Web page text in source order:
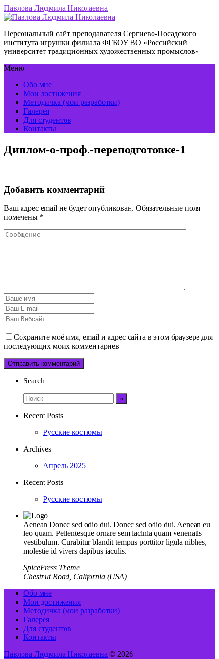
Павлова Людмила Николаевна
Персональный сайт преподавателя Сергиево-Посадского
института игрушки филиала ФГБОУ ВО «Российский
университет традиционных художественных промыслов»
Меню
Обо мне
Мои достижения
Методичка (мои разработки)
Галерея
Для студентов
Контакты
Диплом-о-проф.-переподготовке-1
Добавить комментарий
Ваш адрес email не будет опубликован. Обязательные поля
помечены *
Сохраните моё имя, email и адрес сайта в этом браузере для
последующих моих комментариев
Search
Recent Posts
Русские костюмы
Archives
Апрель 2025
Recent Posts
Русские костюмы
Aenean Donec sed odio dui. Donec sed odio dui. Aenean eu
leo quam. Pellentesque ornare sem lacinia quam venenatis
vestibulum. Curabitur blandit tempus porttitor ligula nibhes,
molestie id vivers dapibus iaculis.
SpicePress Theme
Chestnut Road, California (USA)
Обо мне
Мои достижения
Методичка (мои разработки)
Галерея
Для студентов
Контакты
Павлова Людмила Николаевна © 2026